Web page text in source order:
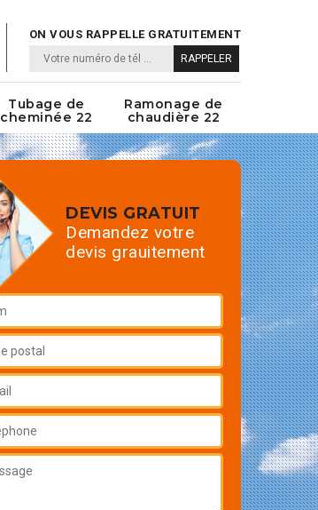
ON VOUS RAPPELLE GRATUITEMENT
Tubage de
cheminée 22
Ramonage de
chaudière 22
DEVIS GRATUIT
Demandez votre
devis grauitement